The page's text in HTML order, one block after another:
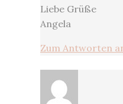
Liebe Grüße
Angela
Zum Antworten